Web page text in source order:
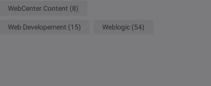
WebCenter Content (8)
Web Developement (15) Weblogic (54)